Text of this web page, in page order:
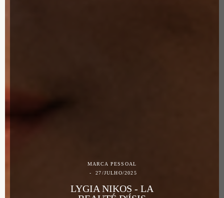
MARCA PESSOAL
27/JULHO/2025
LYGIA NIKOS - LA